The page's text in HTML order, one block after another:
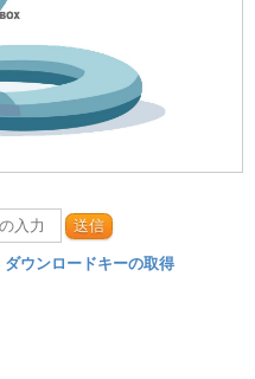
送信
ダウンロードキーの取得